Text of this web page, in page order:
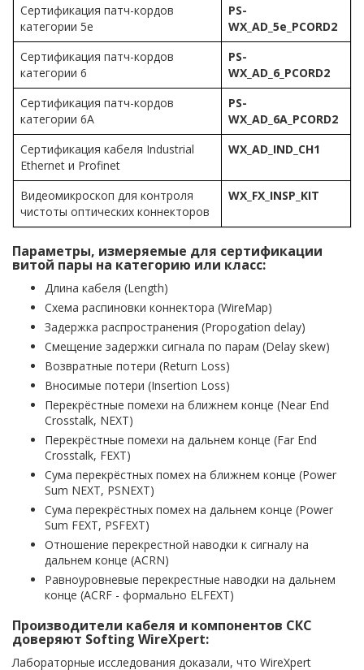
Сертификация патч-кордов
категории 5e
PS-
WX_AD_5e_PCORD2
Сертификация патч-кордов
категории 6
PS-
WX_AD_6_PCORD2
Сертификация патч-кордов
категории 6A
PS-
WX_AD_6A_PCORD2
Сертификация кабеля Industrial
Ethernet и Profinet
WX_AD_IND_CH1
Видеомикроскоп для контроля
чистоты оптических коннекторов
WX_FX_INSP_KIT
Параметры, измеряемые для сертификации
витой пары на категорию или класс:
Длина кабеля (Length)
Схема распиновки коннектора (WireMap)
Задержка распространения (Propogation delay)
Смещение задержки сигнала по парам (Delay skew)
Возвратные потери (Return Loss)
Вносимые потери (Insertion Loss)
Перекрёстные помехи на ближнем конце (Near End
Crosstalk, NEXT)
Перекрёстные помехи на дальнем конце (Far End
Crosstalk, FEXT)
Сума перекрёстных помех на ближнем конце (Power
Sum NEXT, PSNEXT)
Сума перекрёстных помех на дальнем конце (Power
Sum FEXT, PSFEXT)
Отношение перекрестной наводки к сигналу на
дальнем конце (ACRN)
Равноуровневые перекрестные наводки на дальнем
конце (ACRF - формально ELFEXT)
Производители кабеля и компонентов СКС
доверяют Softing WireXpert:
Лабораторные исследования доказали, что WireXpert